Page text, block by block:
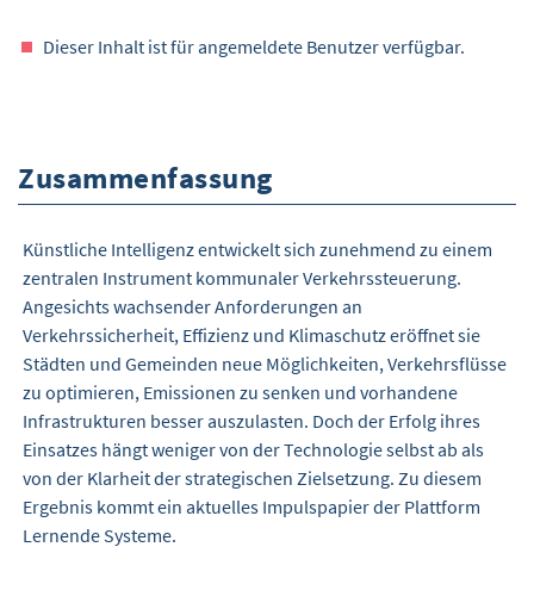
Dieser Inhalt ist für angemeldete Benutzer verfügbar.
Zusammenfassung
Künstliche Intelligenz entwickelt sich zunehmend zu einem
zentralen Instrument kommunaler Verkehrssteuerung.
Angesichts wachsender Anforderungen an
Verkehrssicherheit, Effizienz und Klimaschutz eröffnet sie
Städten und Gemeinden neue Möglichkeiten, Verkehrsflüsse
zu optimieren, Emissionen zu senken und vorhandene
Infrastrukturen besser auszulasten. Doch der Erfolg ihres
Einsatzes hängt weniger von der Technologie selbst ab als
von der Klarheit der strategischen Zielsetzung. Zu diesem
Ergebnis kommt ein aktuelles Impulspapier der Plattform
Lernende Systeme.